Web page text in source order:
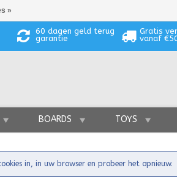
60 dagen geld terug
garantie
Gratis
vanaf
BOARDS TOYS
in, in uw browser en probeer het opnieuw.
»